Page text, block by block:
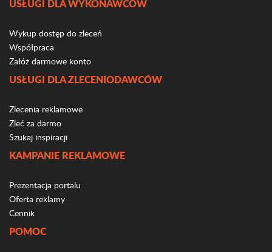
USŁUGI DLA WYKONAWCÓW
Wykup dostęp do zleceń
Współpraca
Załóż darmowe konto
USŁUGI DLA ZLECENIODAWCÓW
Zlecenia reklamowe
Zleć za darmo
Szukaj inspiracji
KAMPANIE REKLAMOWE
Prezentacja portalu
Oferta reklamy
Cennik
POMOC